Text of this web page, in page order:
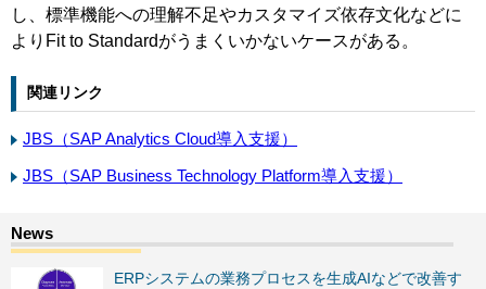
し、標準機能への理解不足やカスタマイズ依存文化などに
よりFit to Standardがうまくいかないケースがある。
関連リンク
JBS（SAP Analytics Cloud導入支援）
JBS（SAP Business Technology Platform導入支援）
ERPシステムの業務プロセスを生成AIなどで改善す